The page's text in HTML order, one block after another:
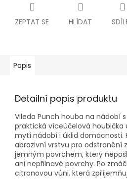
ZEPTAT SE HLÍDAT
Popis
Detailní popis produktu
Vileda Punch houba na nádobí
praktická víceúčelová houbička
mytí nádobí i úklid domácnosti.
abrazivní vrstvu pro odstranění
jemným povrchem, který
ani nepřilnavé povrchy. Po
citronovou vůni, která